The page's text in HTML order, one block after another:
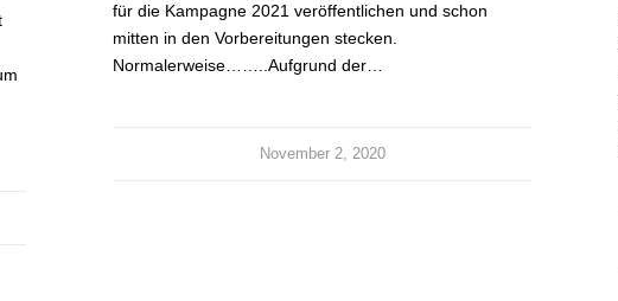
für die Kampagne 2021 veröffentlichen und schon
mitten in den Vorbereitungen stecken.
Normalerweise……..Aufgrund der…
November 2, 2020